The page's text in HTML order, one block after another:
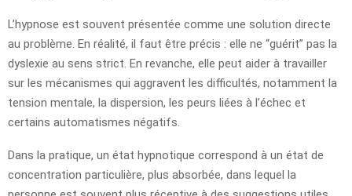
L’hypnose est souvent présentée comme une solution directe
au problème. En réalité, il faut être précis : elle ne “guérit” pas la
dyslexie au sens strict. En revanche, elle peut aider à travailler
sur les mécanismes qui aggravent les difficultés, notamment la
tension mentale, la dispersion, les peurs liées à l’échec et
certains automatismes négatifs.
Dans la pratique, un état hypnotique correspond à un état de
concentration particulière, plus absorbée, dans lequel la